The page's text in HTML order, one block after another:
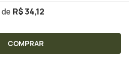
R$ 34,12
COMPRAR